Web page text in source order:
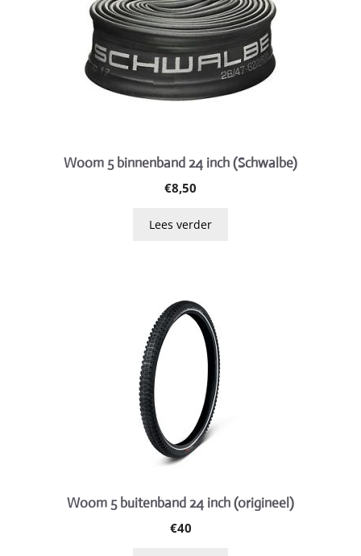
Woom 5 binnenband 24 inch (Schwalbe)
€8,50
Lees verder
Woom 5 buitenband 24 inch (origineel)
€40